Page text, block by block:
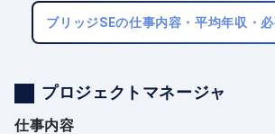
ブリッジSEの仕事内容・平均年収・
プロジェクトマネージャ
仕事内容